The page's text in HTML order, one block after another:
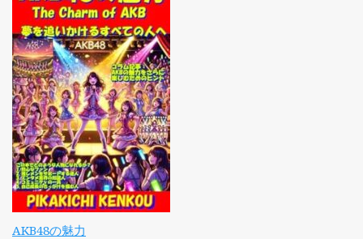
AKB48の魅力